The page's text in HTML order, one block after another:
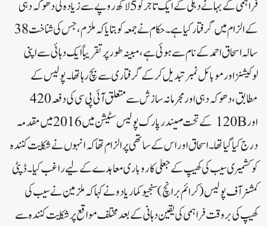
فراہمی کے بہانے دہلی کے ایک تاجر کو 5 لاکھ روپے سے زیادہ کی دھوکہ دہی
کے الزام میں گرفتار کیا ہے۔حکام نے جمعہ کو بتایا کہ ملزم، جس کی شناخت 38
سالہ اسحاق احمد کے نام سے ہوئی ہے، مبینہ طور پر تقریباً ایک دہائی سے اپنی
لوکیشنز اور موبائل نمبر تبدیل کرکے گرفتاری سے بچ رہا تھا۔پولیس کے
مطابق، دھوکہ دہی اور مجرمانہ سازش سے متعلق آئی پی سی کی دفعہ 420
اور 120B کے تحت مہیندر پارک پولیس سٹیشن میں 2016 میں مقدمہ
درج کیا گیا تھا۔ اسحاق اور اس کے ساتھی پر الزام تھا کہ انہوں نے شکایت کنندہ
کو کشمیری سیب کی کھیپ کے جعلی کاروباری معاہدے کے لیے راغب کیا۔ڈپٹی
کمشنر آف پولیس(کرائم برانچ)سنجیو کمار یادو نے کہا کہ ملزمین نے سیب کی
کھیپ کی بروقت فراہمی کی یقین دہانی کے بعد مختلف مواقع پر شکایت کنندہ سے